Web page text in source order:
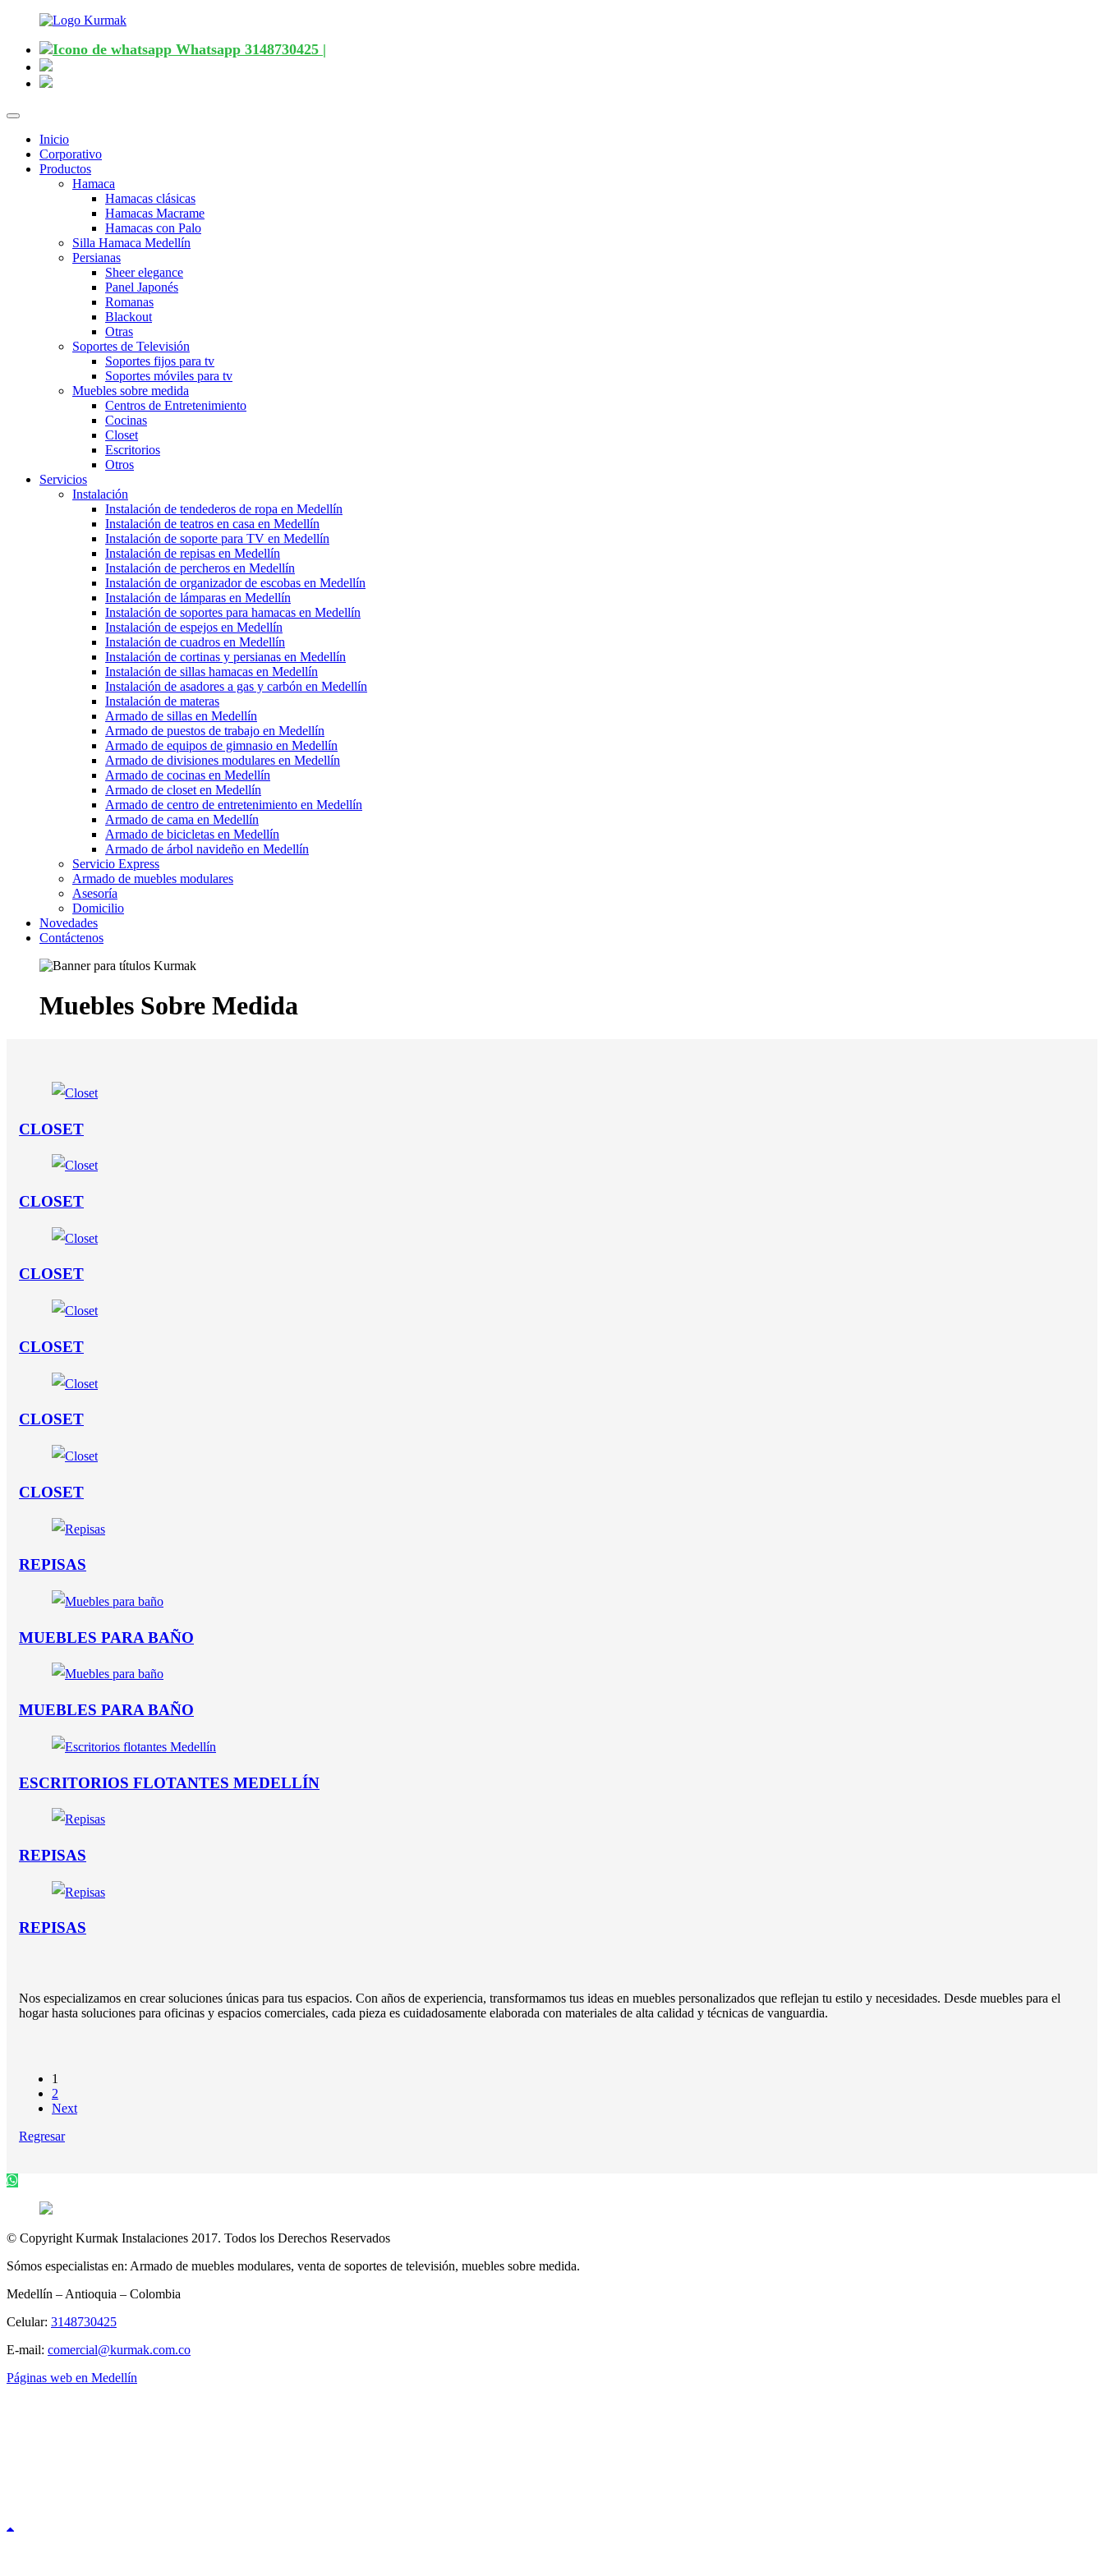
Whatsapp 3148730425 |
Desplegar
navegación
Inicio
Corporativo
Productos
Hamaca
Hamacas clásicas
Hamacas Macrame
Hamacas con Palo
Silla Hamaca Medellín
Persianas
Sheer elegance
Panel Japonés
Romanas
Blackout
Otras
Soportes de Televisión
Soportes fijos para tv
Soportes móviles para tv
Muebles sobre medida
Centros de Entretenimiento
Cocinas
Closet
Escritorios
Otros
Servicios
Instalación
Instalación de tendederos de ropa en Medellín
Instalación de teatros en casa en Medellín
Instalación de soporte para TV en Medellín
Instalación de repisas en Medellín
Instalación de percheros en Medellín
Instalación de organizador de escobas en Medellín
Instalación de lámparas en Medellín
Instalación de soportes para hamacas en Medellín
Instalación de espejos en Medellín
Instalación de cuadros en Medellín
Instalación de cortinas y persianas en Medellín
Instalación de sillas hamacas en Medellín
Instalación de asadores a gas y carbón en Medellín
Instalación de materas
Armado de sillas en Medellín
Armado de puestos de trabajo en Medellín
Armado de equipos de gimnasio en Medellín
Armado de divisiones modulares en Medellín
Armado de cocinas en Medellín
Armado de closet en Medellín
Armado de centro de entretenimiento en Medellín
Armado de cama en Medellín
Armado de bicicletas en Medellín
Armado de árbol navideño en Medellín
Servicio Express
Armado de muebles modulares
Asesoría
Domicilio
Novedades
Contáctenos
Muebles Sobre Medida
CLOSET
CLOSET
CLOSET
CLOSET
CLOSET
CLOSET
REPISAS
MUEBLES PARA BAÑO
MUEBLES PARA BAÑO
ESCRITORIOS FLOTANTES MEDELLÍN
REPISAS
REPISAS
Nos especializamos en crear soluciones únicas para tus espacios. Con años de experiencia, transformamos tus ideas en muebles personalizados que reflejan tu estilo y necesidades. Desde muebles para el
hogar hasta soluciones para oficinas y espacios comerciales, cada pieza es cuidadosamente elaborada con materiales de alta calidad y técnicas de vanguardia.
1
2
Next
Regresar
© Copyright Kurmak Instalaciones 2017. Todos los Derechos Reservados
Sómos especialistas en: Armado de muebles modulares, venta de soportes de televisión, muebles sobre medida.
Medellín – Antioquia – Colombia
Celular: 3148730425
E-mail: comercial@kurmak.com.co
Páginas web en Medellín